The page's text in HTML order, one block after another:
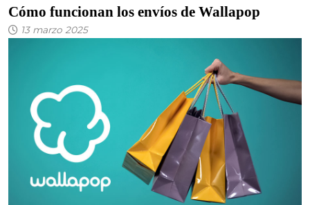
Cómo funcionan los envíos de Wallapop
13 marzo 2025